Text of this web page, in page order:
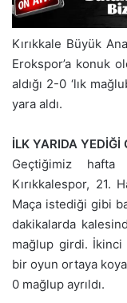
Kırıkkale Büyük
Erokspor’a konuk
aldığı 2-0 ‘lık
yara aldı.
İLK YARIDA YEDİĞİ
Geçtiğimiz hafta
Kırıkkalespor, 21.
Maça istediği gibi
dakikalarda
mağlup girdi. İkinci
bir oyun ortaya
0 mağlup ayrıldı.